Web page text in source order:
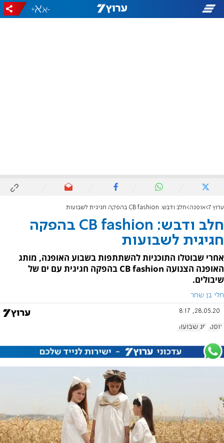
-
+
ערוץ 7 אופנה חלב ודבש: CB fashion בהפקה חגיגית לשבועות
חלב ודבש: CB fashion בהפקה
חגיגית לשבועות
אחרי שבוטלו התוכניות להשתתפות בשבוע האופנה, מותג
האופנה הצנועה CB fashion בהפקה חגיגית עם ים של
שיבולים.
חלי בן שחר
28.05.20, 8:17
אופנה חג שבועות